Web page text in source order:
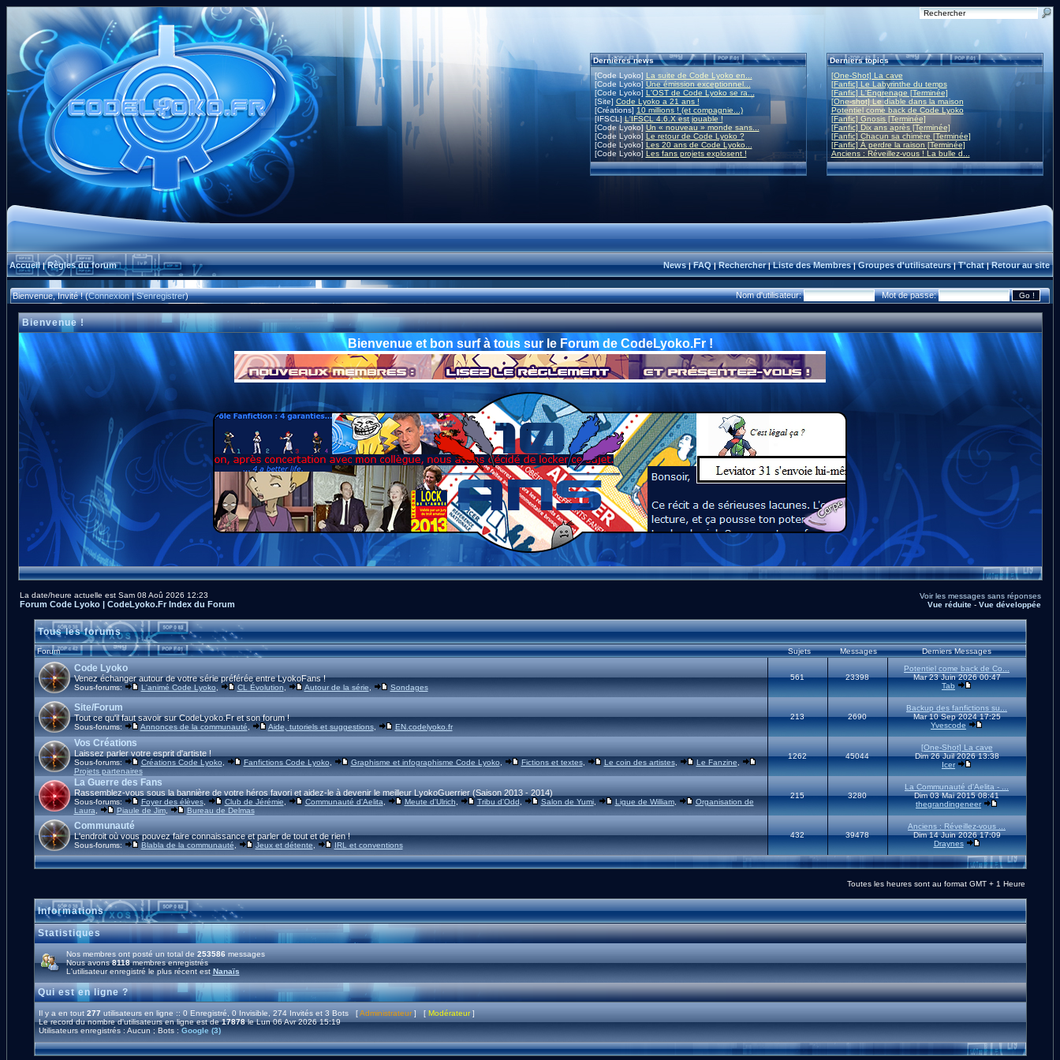
Dernières news
[Code Lyoko] La suite de Code Lyoko en...
[Code Lyoko]Une émission exceptionnel...
[Code Lyoko] L'OST de Code Lyoko se ra...
[Site] Code Lyoko a 21 ans !
[Créations] 10 millions ! (et compagnie...)
[IFSCL]L'IFSCL 4.6.X est jouable !
[Code Lyoko] Un « nouveau » monde sans...
[Code Lyoko] Le retour de Code Lyoko ?
[Code Lyoko] Les 20 ans de Code Lyoko...
[Code Lyoko] Les fans projets explosent !
Derniers topics
[One-Shot] La cave
[Fanfic] Le Labyrinthe du temps
[Fanfic] L'Engrenage [Terminée]
[One-shot] Le diable dans la maison
Potentiel come back de Code Lyoko
[Fanfic] Gnosis [Terminée]
[Fanfic] Dix ans après [Terminée]
[Fanfic] Chacun sa chimère [Terminée]
[Fanfic] À perdre la raison [Terminée]
Anciens : Réveillez-vous ! La bulle d...
Accueil|Règles du forum News|FAQ|Rechercher|Liste des Membres|Groupes d'utilisateurs|T'chat|Retour au site
Bienvenue, Invité ! (Connexion|S'enregistrer) Nom d'utilisateur: Mot de passe:
Bienvenue !
Bienvenue et bon surf à tous sur le Forum de CodeLyoko.Fr !
La date/heure actuelle est Sam 08 Aoû 2026 12:23
Forum Code Lyoko | CodeLyoko.Fr Index du Forum
Voir les messages sans réponses
Vue réduite- Vue développée
Tous les forums
Forum Sujets Messages Derniers Messages
Code Lyoko
Venez échanger autour de votre série préférée entre LyokoFans !
Sous-forums: L'animé Code Lyoko, CL Évolution Autour de la série, Sondages
561 23398
Potentiel come back de Co...
Mar 23 Juin 2026 00:47
Tab
Site/Forum
Tout ce qu'il faut savoir sur CodeLyoko.Fr et son forum !
Sous-forums: Annonces de la communauté, Aide, tutoriels et suggestions, EN.codelyoko.fr
213 2690
Backup des fanfictions su...
Mar 10 Sep 2024 17:25
Yvescode
Vos Créations
Laissez parler votre esprit d'artiste !
Sous-forums: Créations Code Lyoko, Fanfictions Code Lyoko, Graphisme et infographisme Code Lyoko, Fictions et textes, Le coin des artistes, Le Fanzine
Projets partenaires
1262 45044
[One-Shot] La cave
Dim 26 Juil 2026 13:38
Icer
La Guerre des Fans
Rassemblez-vous sous la bannière de votre héros favori et aidez-le à devenir le meilleur LyokoGuerrier (Saison 2013 - 2014)
Sous-forums: Foyer des élèves, Club de Jérémie Communauté d'Aelita Meute d'Ulrich Tribu d'Odd Salon de Yumi, Ligue de William,
Organisation de
Laura
Piaule de Jim, Bureau de Delmas
215 3280
La Communauté d'Aelita - ...
Dim 03 Mai 2015 08:41
thegrandingeneer
Communauté
L'endroit où vous pouvez faire connaissance et parler de tout et de rien !
Sous-forums: Blabla de la communauté, Jeux et détente, IRL et conventions
432 39478
Anciens : Réveillez-vous ...
Dim 14 Juin 2026 17:09
Draynes
Toutes les heures sont au format GMT + 1 Heure
Informations
Statistiques
Nos membres ont posté un total de 253586 messages
Nous avons8118membres enregistrés
L'utilisateur enregistré le plus récent est Nanaïs
Qui est en ligne ?
Il y a en tout 277utilisateurs en ligne :: 0 Enregistré, 0 Invisible, 274 Invités et 3 Bots [Administrateur] [ Modérateur]
Le record du nombre d'utilisateurs en ligne est de17878le Lun 06 Avr 2026 15:19
Utilisateurs enregistrés : Aucun ; Bots : Google (3)